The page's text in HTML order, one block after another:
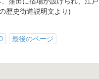
歴史街道説明文より)
最後のページ